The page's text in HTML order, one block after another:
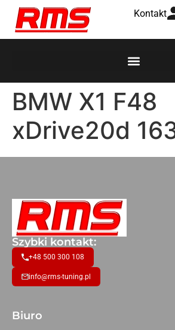
Kontakt
BMW X1 F48
xDrive20d
Szybki kontakt:
+48 500 300 108
info@rms-tuning.pl
Biuro